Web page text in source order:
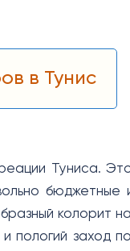
в Тунис
Туниса.
бюджетные
колорит
заход